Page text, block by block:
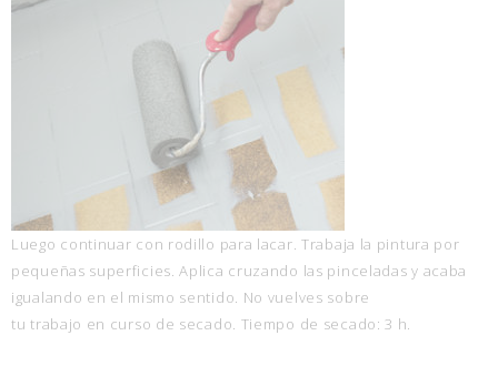
Luego continuar con rodillo para lacar. Trabaja la pintura por
pequeñas superficies. Aplica cruzando las pinceladas y acaba
igualando en el mismo sentido. No vuelves sobre
tu trabajo en curso de secado. Tiempo de secado: 3 h.